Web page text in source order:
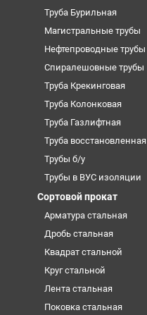
Труба Бурильная
Магистральные трубы
Нефтепроводные трубы
Спиралешовные трубы
Труба Крекинговая
Труба Колонковая
Труба Газлифтная
Труба восстановленная
Трубы б/у
Трубы в ВУС изоляции
Сортовой прокат
Арматура стальная
Дробь стальная
Квадрат стальной
Круг стальной
Лента стальная
Поковка стальная